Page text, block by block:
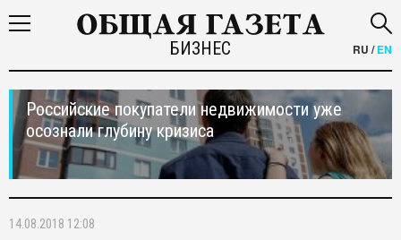
БИЗНЕС RU /EN
Российские покупатели недвижимости уже
осознали глубину кризиса
14.08.2018 12:08